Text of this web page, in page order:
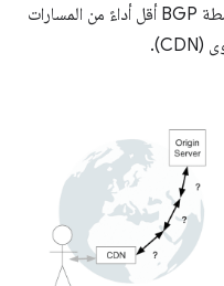
المحتمل أن تكون المسارات المحددة بواسطة BGP أقل أداءً من المسارات